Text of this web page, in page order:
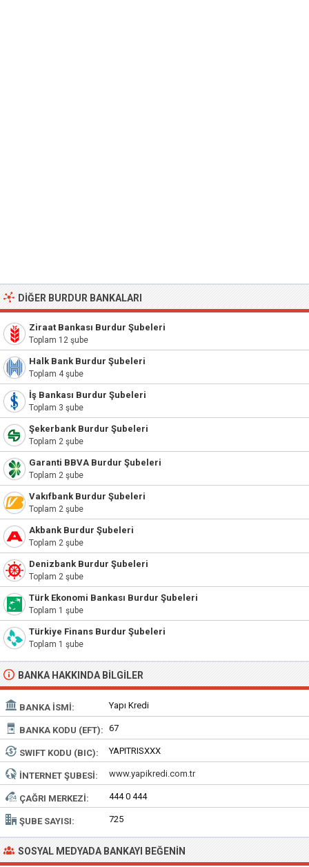
DIĞER BURDUR BANKALARI
Ziraat Bankası Burdur Şubeleri
Toplam 12 şube
Halk Bank Burdur Şubeleri
Toplam 4 şube
İş Bankası Burdur Şubeleri
Toplam 3 şube
Şekerbank Burdur Şubeleri
Toplam 2 şube
Garanti BBVA Burdur Şubeleri
Toplam 2 şube
Vakıfbank Burdur Şubeleri
Toplam 2 şube
Akbank Burdur Şubeleri
Toplam 2 şube
Denizbank Burdur Şubeleri
Toplam 2 şube
Türk Ekonomi Bankası Burdur Şubeleri
Toplam 1 şube
Türkiye Finans Burdur Şubeleri
Toplam 1 şube
BANKA HAKKINDA BILGILER
BANKA İSMI: Yapı Kredi
BANKA KODU (EFT): 67
SWIFT KODU (BIC): YAPITRISXXX
İNTERNET ŞUBESI: www.yapikredi.com.tr
ÇAĞRI MERKEZI: 444 0 444
ŞUBE SAYISI: 725
SOSYAL MEDYADA BANKAYI BEĞENIN